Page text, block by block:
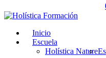
Inicio
Escuela
Holística Nature